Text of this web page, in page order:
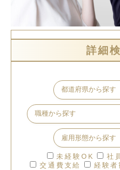
詳細
未経験OK
社
交通費支給
経験者